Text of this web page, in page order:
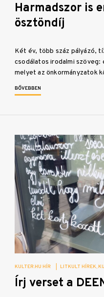
Harmadszor is
ösztöndíj
Két év, több száz pályázó,
csodálatos irodalmi
melyet az önkormányzatok
BŐVEBBEN
KULTER.HU HÍR LITKULT HÍREK
Írj verset a